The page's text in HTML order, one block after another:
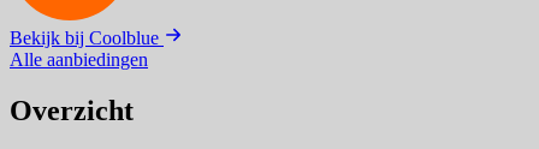
Bekijk bij Coolblue
Alle aanbiedingen
Overzicht